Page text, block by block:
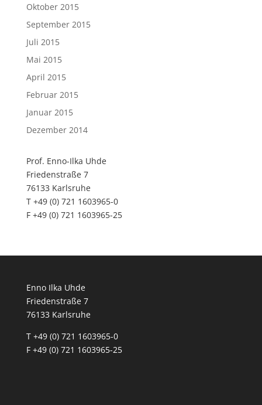
Oktober 2015
September 2015
Juli 2015
Mai 2015
April 2015
Februar 2015
Januar 2015
Dezember 2014
Prof. Enno-Ilka Uhde
Friedenstraße 7
76133 Karlsruhe
T +49 (0) 721 1603965-0
F +49 (0) 721 1603965-25
Enno Ilka Uhde
Friedenstraße 7
76133 Karlsruhe
T +49 (0) 721 1603965-0
F +49 (0) 721 1603965-25